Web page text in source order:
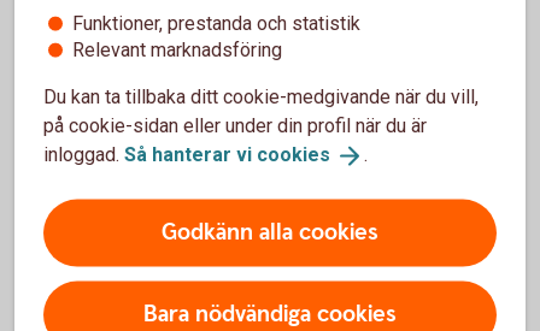
Tjänstekostnader
olika tjänster. Exempel på tjänstekostnader är
kostnaden du har för portföljförvaltning eller för
rådgivning.
Funktioner, prestanda och statistik
Relevant marknadsföring
Du kan ta tillbaka ditt cookie-medgivande när du vill,
på cookie-sidan eller under din profil när du är
inloggad. Så hanterar vi cookies .
Godkänn alla cookies
Bara nödvändiga cookies